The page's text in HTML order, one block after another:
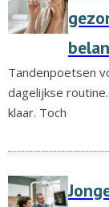
Tandenpoetsen
dagelijkse
klaar. Toch